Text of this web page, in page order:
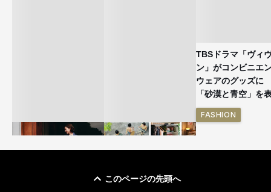
TBSドラマ「ヴィ
ン」がコンビニエ
ウェアのグッズ
「砂漠と青空」を
FASHION
このページの先頭へ